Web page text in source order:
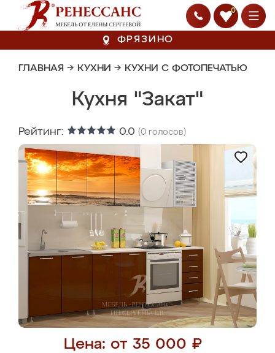
0
ФРЯЗИНО
ГЛАВНАЯ → КУХНИ → КУХНИ С ФОТОПЕЧАТЬЮ
Кухня "Закат"
Рейтинг: 0.0 (0 голосов)
Цена: от 35 000 ₽